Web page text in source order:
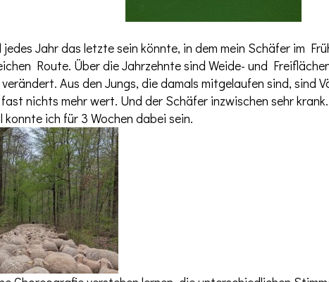
Jahr das letzte sein könnte, in dem mein Schäfer im
Route. Über die Jahrzehnte sind Weide- und
Aus den Jungs, die damals mitgelaufen sind, sind
nichts mehr wert. Und der Schäfer inzwischen sehr
ich für 3 Wochen dabei sein.